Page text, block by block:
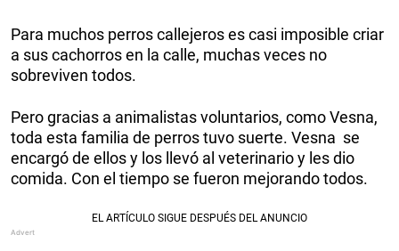
Para muchos perros callejeros es casi imposible criar
a sus cachorros en la calle, muchas veces no
sobreviven todos.
Pero gracias a animalistas voluntarios, como Vesna,
toda esta familia de perros tuvo suerte. Vesna se
encargó de ellos y los llevó al veterinario y les dio
comida. Con el tiempo se fueron mejorando todos.